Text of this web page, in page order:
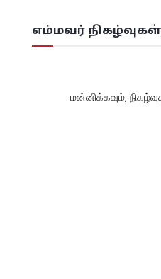
எம்மவர் நிகழ்வுகள்
மன்னிக்கவும்,